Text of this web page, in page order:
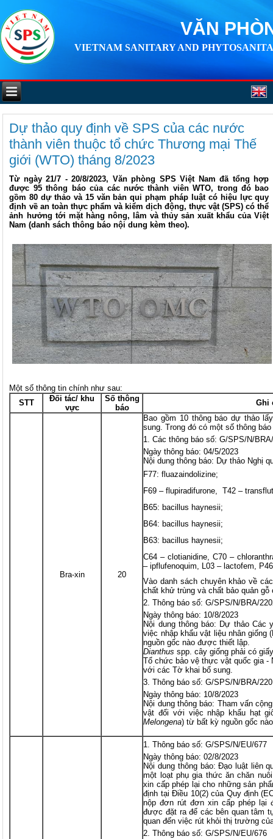
VĂN
VIETNAM SANITARY AND
Dự thảo quy định về SPS của các nước
thành viên thuộc tổ chức Thương mại Thế
giới (WTO) tháng 8/2023
Từ ngày 21/7 - 20/8/2023, Văn phòng SPS Việt Nam đã tổng hợp
được 95 thông báo của các nước thành viên WTO, trong đó bao
gồm 80 dự thảo và 15 văn bản qui phạm pháp luật có hiệu lực quy
định về an toàn thực phẩm và kiểm dịch động, thực vật (SPS) có thể
ảnh hưởng tới mặt hàng nông, lâm và thủy sản xuất khẩu của Việt
Nam (danh sách thông báo nội dung kèm theo).
Một số thông tin chính như sau:
STT
Đối tác/ khu
vực
Số thông
báo
Ghi
Bra-xin 20
Bao gồm 10 thông báo dự thảo
sung. Trong đó có một số thông
Các thông báo số: G/SPS/N/
Ngày thông báo: 04/5/2023
Nội dung thông báo: Dự thảo Nghị
F77: fluazaindolizine;
F69 – flupiradifurone, T42 –
B65: bacillus haynesii;
B64: bacillus haynesii;
B63: bacillus haynesii;
C64 – clotianidine, C70 –
– ipflufenoquim, L03 – lactofem,
Vào danh sách chuyên khảo về
chất khử trùng và chất bảo quản gỗ
Thông báo số: G/SPS/N/BRA/
Ngày thông báo: 10/8/2023
Nội dung thông báo: Dự thảo
việc nhập khẩu vật liệu nhân giống
nguồn gốc nào được thiết lập.
Dianthus spp. cây giống phải có
Tổ chức bảo vệ thực vật quốc gia
với các Tờ khai bổ sung.
Thông báo số: G/SPS/N/BRA/
Ngày thông báo: 10/8/2023
Nội dung thông báo: Tham vấn
vật đối với việc nhập khẩu hạt
Melongena) từ bất kỳ nguồn gốc
Thông báo số: G/SPS/N/EU/677
Ngày thông báo: 02/8/2023
Nội dung thông báo: Đạo luật liên
một loạt phụ gia thức ăn chăn
xin cấp phép lại cho những sản
định tại Điều 10(2) của Quy định
nộp đơn rút đơn xin cấp phép lại
được đặt ra để các bên quan tâm
quan đến việc rút khỏi thị trường
Thông báo số: G/SPS/N/EU/676